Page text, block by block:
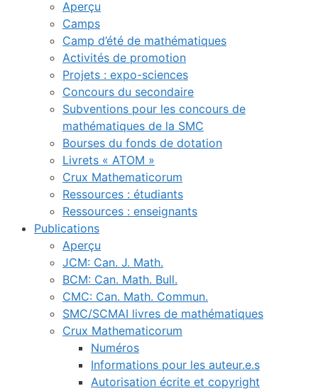
Aperçu
Camps
Camp d’été de mathématiques
Activités de promotion
Projets : expo-sciences
Concours du secondaire
Subventions pour les concours de
mathématiques de la SMC
Bourses du fonds de dotation
Livrets « ATOM »
Crux Mathematicorum
Ressources : étudiants
Ressources : enseignants
Publications
Aperçu
JCM: Can. J. Math.
BCM: Can. Math. Bull.
CMC: Can. Math. Commun.
SMC/SCMAI livres de mathématiques
Crux Mathematicorum
Numéros
Informations pour les auteur.e.s
Autorisation écrite et copyright